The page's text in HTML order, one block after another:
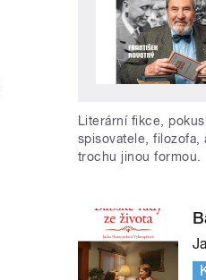
Literární fikce,
spisovatele, filozofa,
trochu jinou formou.